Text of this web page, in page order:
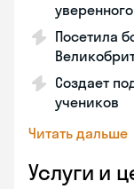
Посетила
Создает
учеников
Читать дальше
Услуги и